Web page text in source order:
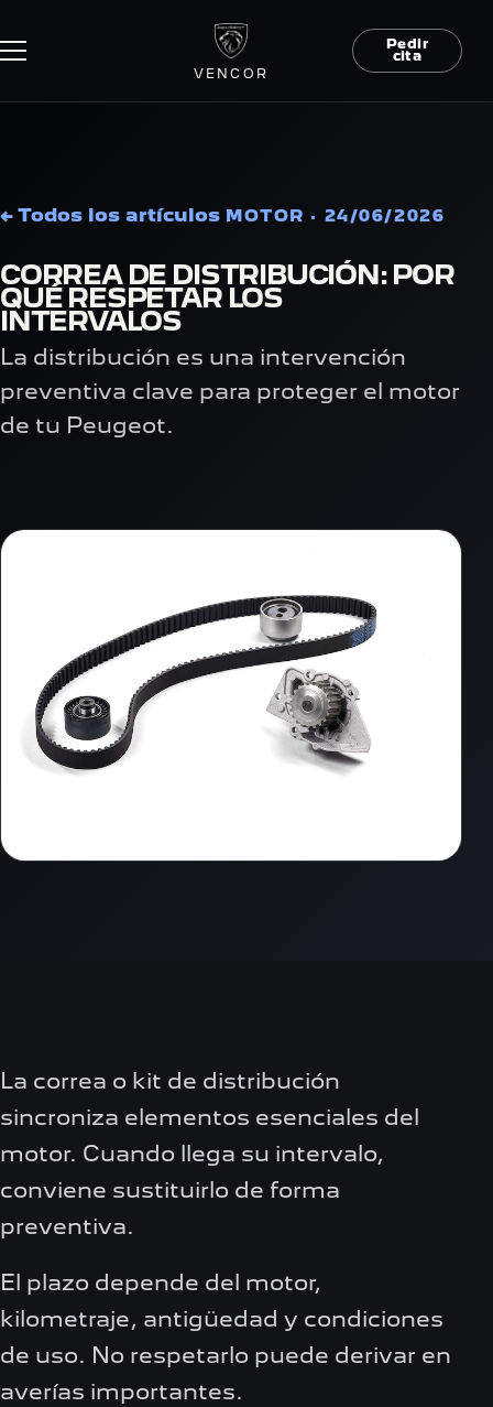
VENCOR
Pedir
cita
← Todos los artículos MOTOR · 24/06/2026
CORREA DE DISTRIBUCIÓN: POR
QUÉ RESPETAR LOS
INTERVALOS
La distribución es una intervención
preventiva clave para proteger el motor
de tu Peugeot.
La correa o kit de distribución
sincroniza elementos esenciales del
motor. Cuando llega su intervalo,
conviene sustituirlo de forma
preventiva.
El plazo depende del motor,
kilometraje, antigüedad y condiciones
de uso. No respetarlo puede derivar en
averías importantes.